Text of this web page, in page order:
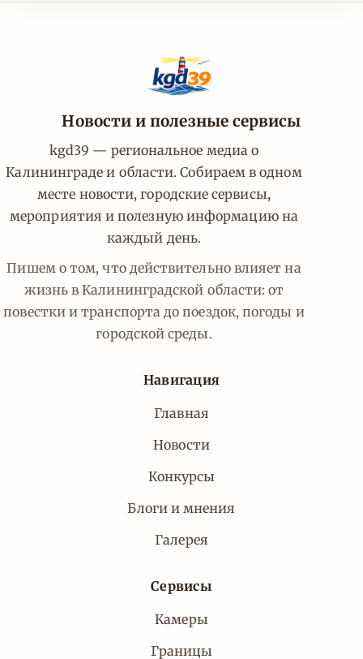
Новости и полезные сервисы
kgd39 — региональное медиа о
Калининграде и области. Собираем в одном
месте новости, городские сервисы,
мероприятия и полезную информацию на
каждый день.
Пишем о том, что действительно влияет на
жизнь в Калининградской области: от
повестки и транспорта до поездок, погоды и
городской среды.
Навигация
Главная
Новости
Конкурсы
Блоги и мнения
Галерея
Сервисы
Камеры
Границы